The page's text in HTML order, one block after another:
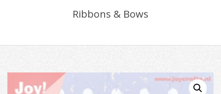
Ribbons & Bows